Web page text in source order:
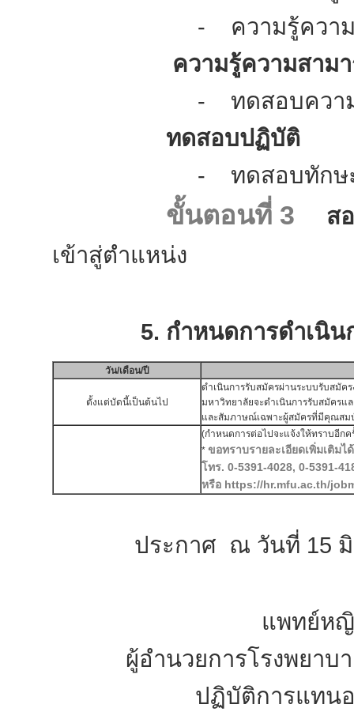
- ความรู้ความสามาร
ความรู้ความสามารถ
- ทดสอบความรู้ความ
ทดสอบปฏิบัติ
- ทดสอบทักษะเกี่ยว
ขั้นตอนที่ 3
ส
เข้าสู่ตำแหน่ง
5. กำหนดการดำเนินก
วัน/เดือน/ปี
ตั้งแต่บัดนี้เป็นต้นไป
ดำเนินการรับสมัครผ่านระบบรับส
มหาวิทยาลัยจะดำเนินการรับสมัคร
และสัมภาษณ์เฉพาะผู้สมัครที่มีคุณสม
(กำหนดการต่อไปจะแจ้งให้ทราบอีกค
* ขอทราบรายละเอียดเพิ่มเติมไ
โทร. 0-5391-4028, 0-5391-
หรือ https://hr.mfu.ac.th/
ประกาศ ณ วันที่ 15 มิถุ
แพทย์ห
ผู้อำนวยการโรงพยา
ปฏิบัติการแทน